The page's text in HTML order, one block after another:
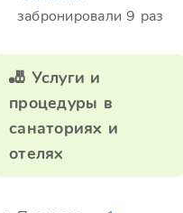
забронировали 9 раз
🎳 Услуги и
процедуры в
санаториях и
отелях